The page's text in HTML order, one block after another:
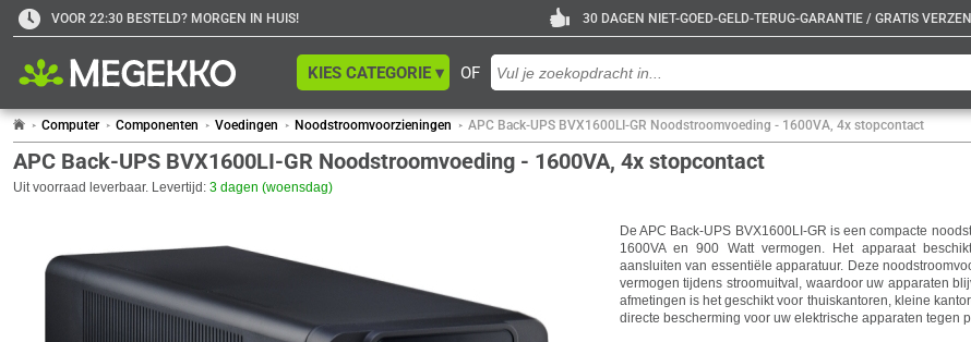
VOOR 22:30 BESTELD? MORGEN IN HUIS! 30 DAGEN NIET-GOED-GELD-TERUG-GARANTIE / GRATIS
OF
KIES CATEGORIE ▾
Computer Componenten Voedingen Noodstroomvoorzieningen APC Back-UPS BVX1600LI-GR Noodstroomvoeding - 1600VA, 4x stopcontact
APC Back-UPS BVX1600LI-GR Noodstroomvoeding - 1600VA, 4x stopcontact
Uit voorraad leverbaar. Levertijd: 3 dagen (woensdag)
De APC Back-UPS BVX1600LI-GR is een compacte
1600VA en 900 Watt vermogen. Het apparaat
aansluiten van essentiële apparatuur. Deze
vermogen tijdens stroomuitval, waardoor uw apparaten
afmetingen is het geschikt voor thuiskantoren, kleine
directe bescherming voor uw elektrische apparaten tegen